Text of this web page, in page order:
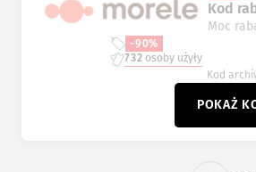
Kod
Moc
-90%
732 osoby użyły
Kod
POKAŻ